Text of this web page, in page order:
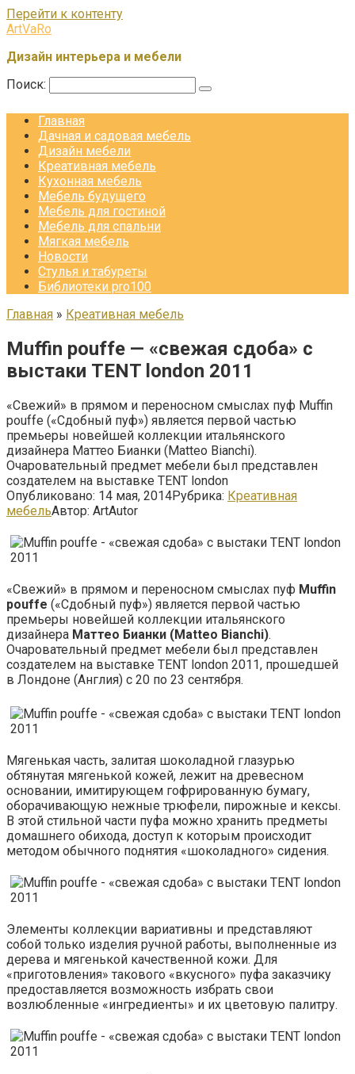
Перейти к контенту
ArtVaRo
Дизайн интерьера и мебели
Поиск:
Главная
Дачная и садовая мебель
Дизайн мебели
Креативная мебель
Кухонная мебель
Мебель будущего
Мебель для гостиной
Мебель для спальни
Мягкая мебель
Новости
Стулья и табуреты
Библиотеки pro100
Главная » Креативная мебель
Muffin pouffe — «свежая сдоба» с
выстаки TENT london 2011
«Свежий» в прямом и переносном смыслах пуф Muffin
pouffe («Сдобный пуф») является первой частью
премьеры новейшей коллекции итальянского
дизайнера Маттео Бианки (Matteo Bianchi).
Очаровательный предмет мебели был представлен
создателем на выставке TENT london
Опубликовано: 14 мая, 2014Рубрика: Креативная
мебельАвтор: ArtAutor
«Свежий» в прямом и переносном смыслах пуф Muffin
pouffe («Сдобный пуф») является первой частью
премьеры новейшей коллекции итальянского
дизайнера Маттео Бианки (Matteo Bianchi).
Очаровательный предмет мебели был представлен
создателем на выставке TENT london 2011, прошедшей
в Лондоне (Англия) с 20 по 23 сентября.
Мягенькая часть, залитая шоколадной глазурью
обтянутая мягенькой кожей, лежит на древесном
основании, имитирующем гофрированную бумагу,
оборачивающую нежные трюфели, пирожные и кексы.
В этой стильной части пуфа можно хранить предметы
домашнего обихода, доступ к которым происходит
методом обычного поднятия «шоколадного» сидения.
Элементы коллекции вариативны и представляют
собой только изделия ручной работы, выполненные из
дерева и мягенькой качественной кожи. Для
«приготовления» такового «вкусного» пуфа заказчику
предоставляется возможность избрать свои
возлюбленные «ингредиенты» и их цветовую палитру.